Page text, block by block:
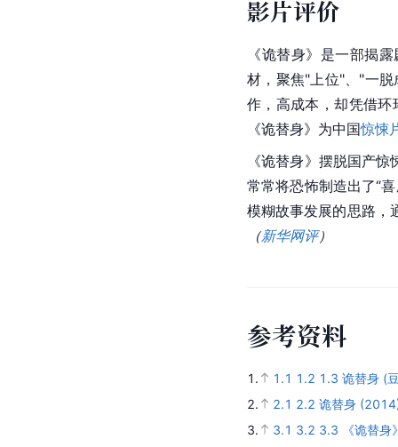
影片评价
《诡替身》是一部揭
材，聚焦"上位"、"一
作，高成本，却凭借
《诡替身》为中国惊悚
《诡替身》摆脱国产
常常将恐怖制造出了“
模糊故事发展的思路，
（新华网评）
参考资料
1. 1.1 1.2 1.3 诡替身 (
2.
2.1 2.2 诡替身
3.
3.1 3.2 3.3
《诡替